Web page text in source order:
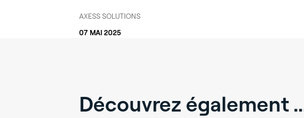
AXESS SOLUTIONS
07 MAI 2025
Découvrez également